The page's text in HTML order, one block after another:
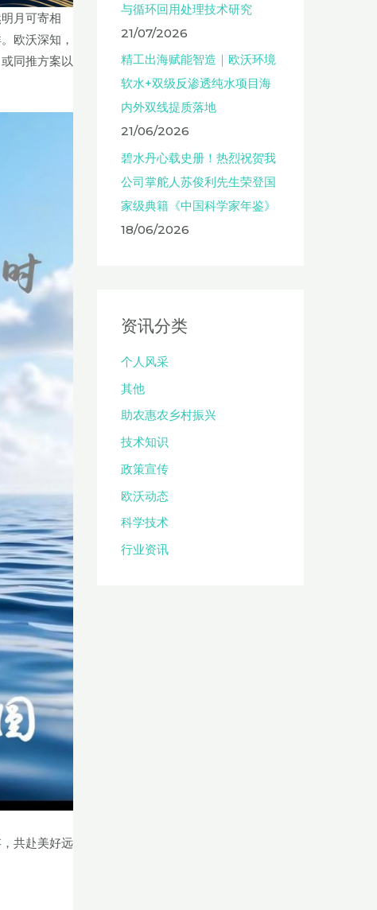
月可寄相
欧沃深知，
同推方案以
共赴美好远
与循环回用处理技术研究
21/07/2026
精工出海赋能智造｜欧沃环境
软水+双级反渗透纯水项目海
内外双线提质落地
21/06/2026
碧水丹心载史册！热烈祝贺我
公司掌舵人苏俊利先生荣登国
家级典籍《中国科学家年鉴》
18/06/2026
资讯分类
个人风采
其他
助农惠农乡村振兴
技术知识
政策宣传
欧沃动态
科学技术
行业资讯